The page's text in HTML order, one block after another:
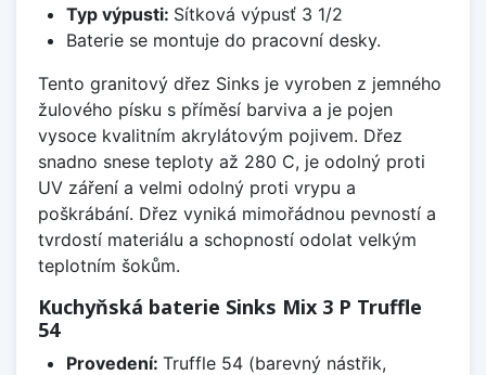
Typ výpusti: Sítková výpusť 3 1/2
Baterie se montuje do pracovní desky.
Tento granitový dřez Sinks je vyroben z jemného
žulového písku s příměsí barviva a je pojen
vysoce kvalitním akrylátovým pojivem. Dřez
snadno snese teploty až 280 C, je odolný proti
UV záření a velmi odolný proti vrypu a
poškrábání. Dřez vyniká mimořádnou pevností a
tvrdostí materiálu a schopností odolat velkým
teplotním šokům.
Kuchyňská baterie Sinks Mix 3 P Truffle
54
Provedení: Truffle 54 (barevný nástřik,